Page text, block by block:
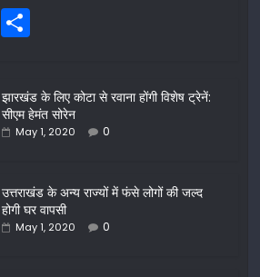
E
m
ar
e
झारखंड के लिए कोटा से रवाना होंगी विशेष ट्रेनें:
सीएम हेमंत सोरेन
May 1, 2020 0
उत्तराखंड के अन्य राज्यों में फंसे लोगों की जल्द
होगी घर वापसी
May 1, 2020 0